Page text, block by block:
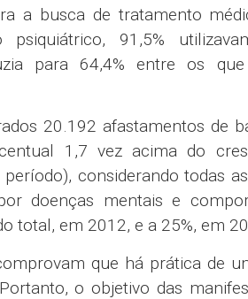
a busca de tratamento
psiquiátrico, 91,5%
para 64,4% entre os
20.192 afastamentos de
1,7 vez acima do
considerando todas
doenças mentais e
total, em 2012, e a 25%, em
que há prática de
o objetivo das